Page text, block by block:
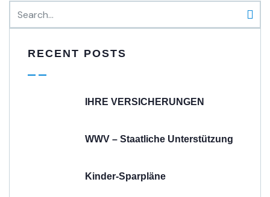
RECENT POSTS
IHRE VERSICHERUNGEN
WWV – Staatliche Unterstützung
Kinder-Sparpläne